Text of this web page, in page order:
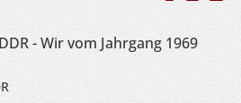
- Wir vom Jahrgang 1969